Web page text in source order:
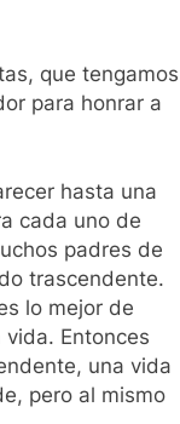
que tengamos
para honrar a
hasta una
cada uno de
padres de
trascendente.
lo mejor de
Entonces
una vida
pero al mismo